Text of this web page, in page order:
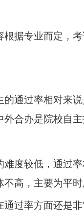
据专业而定，
通过率相对来
合办是院校自
度较低，通过
高，主要为平
过率方面还是